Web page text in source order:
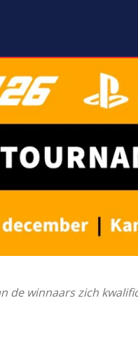
de winnaars zich